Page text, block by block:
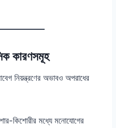
কারণসমূহ
নিয়ন্ত্রণের অভাবও অপরাধের
কিশোরীর মধ্যে মনোযোগের